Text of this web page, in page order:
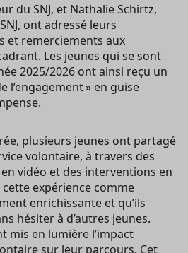
du SNJ, et Nathalie Schirtz,
ont adressé leurs
et remerciements aux
Les jeunes qui se sont
2025/2026 ont ainsi reçu un
l’engagement » en guise
plusieurs jeunes ont partagé
volontaire, à travers des
vidéo et des interventions en
expérience comme
enrichissante et qu’ils
hésiter à d’autres jeunes.
mis en lumière l’impact
sur leur parcours. Cet